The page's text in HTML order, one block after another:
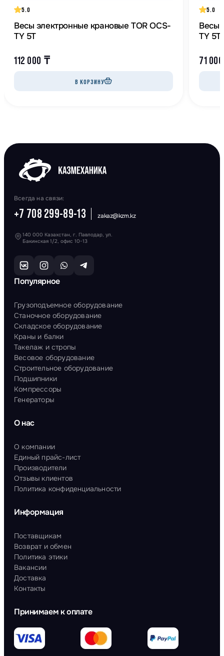
5.0
Весы электронные крановые TOR OCS-
TY 5T
112 000 ₸
В КОРЗИНУ
5.0
Весы
TY 5T
71
Всегда на связи:
+7 708 299-89-13 zakaz@kzm.kz
140 000 Казахстан, г. Павлодар, ул.
Бакинская 1/2, офис 10-13
Популярное
Грузоподъемное оборудование
Станочное оборудование
Складское оборудование
Краны и балки
Такелаж и стропы
Весовое оборудование
Строительное оборудование
Подшипники
Компрессоры
Генераторы
О нас
О компании
Единый прайс-лист
Производители
Отзывы клиентов
Политика конфиденциальности
Информация
Поставщикам
Возврат и обмен
Политика этики
Вакансии
Доставка
Контакты
Принимаем к оплате